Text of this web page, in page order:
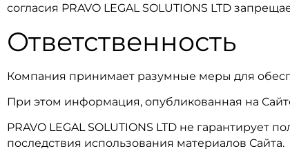
согласия PRAVO LEGAL SOLUTIONS LTD
Ответственность
Компания принимает разумные меры для
При этом информация, опубликованная на
PRAVO LEGAL SOLUTIONS LTD не
последствия использования материалов Сайта.